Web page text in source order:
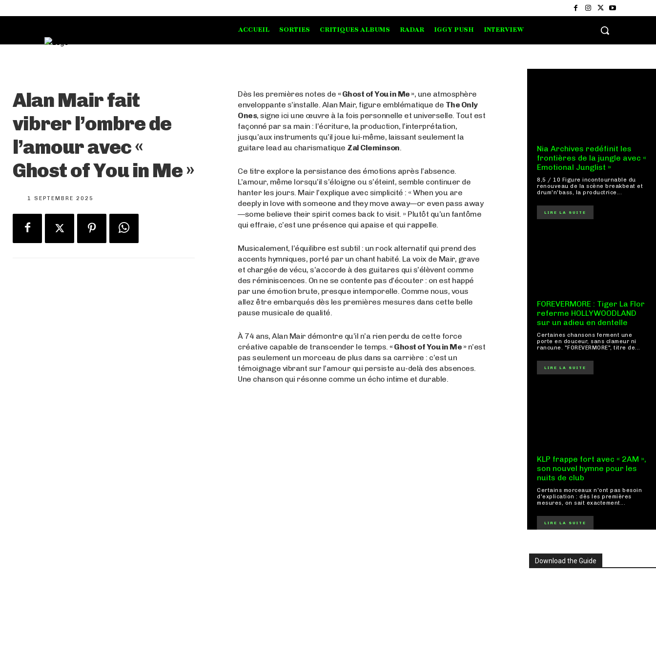
ACCUEIL SORTIES CRITIQUES ALBUMS RADAR IGGY PUSH INTERVIEW
Alan Mair fait
vibrer l’ombre de
l’amour avec «
Ghost of You in Me »
1 SEPTEMBRE 2025
Dès les premières notes de « Ghost of You in Me », une atmosphère
enveloppante s’installe. Alan Mair, figure emblématique de The Only
Ones, signe ici une œuvre à la fois personnelle et universelle. Tout est
façonné par sa main : l’écriture, la production, l’interprétation,
jusqu’aux instruments qu’il joue lui-même, laissant seulement la
guitare lead au charismatique Zal Cleminson.
Ce titre explore la persistance des émotions après l’absence.
L’amour, même lorsqu’il s’éloigne ou s’éteint, semble continuer de
hanter les jours. Mair l’explique avec simplicité : « When you are
deeply in love with someone and they move away—or even pass away
—some believe their spirit comes back to visit. » Plutôt qu’un fantôme
qui effraie, c’est une présence qui apaise et qui rappelle.
Musicalement, l’équilibre est subtil : un rock alternatif qui prend des
accents hymniques, porté par un chant habité. La voix de Mair, grave
et chargée de vécu, s’accorde à des guitares qui s’élèvent comme
des réminiscences. On ne se contente pas d’écouter : on est happé
par une émotion brute, presque intemporelle. Comme nous, vous
allez être embarqués dès les premières mesures dans cette belle
pause musicale de qualité.
À 74 ans, Alan Mair démontre qu’il n’a rien perdu de cette force
créative capable de transcender le temps.« Ghost of You in Me »n’est
pas seulement un morceau de plus dans sa carrière : c’est un
témoignage vibrant sur l’amour qui persiste au-delà des absences.
Une chanson qui résonne comme un écho intime et durable.
Nia Archives redéfinit les
frontières de la jungle avec «
Emotional Junglist »
8,5 / 10 Figure incontournable du
renouveau de la scène breakbeat et
drum'n'bass, la productrice...
LIRE LA SUITE
FOREVERMORE : Tiger La Flor
referme HOLLYWOODLAND
sur un adieu en dentelle
Certaines chansons ferment une
porte en douceur, sans clameur ni
rancune. "FOREVERMORE", titre de...
LIRE LA SUITE
KLP frappe fort avec « 2AM »,
son nouvel hymne pour les
nuits de club
Certains morceaux n'ont pas besoin
d'explication : dès les premières
mesures, on sait exactement...
LIRE LA SUITE
Download the Guide